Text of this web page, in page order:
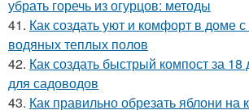
убрать горечь из огурцов: методы
41. Как создать уют и комфорт в доме
водяных теплых полов
42. Как создать быстрый компост за 18
для садоводов
43. Как правильно обрезать яблони на